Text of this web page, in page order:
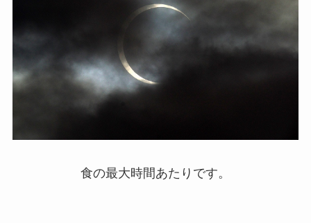
食の最大時間あたりです。